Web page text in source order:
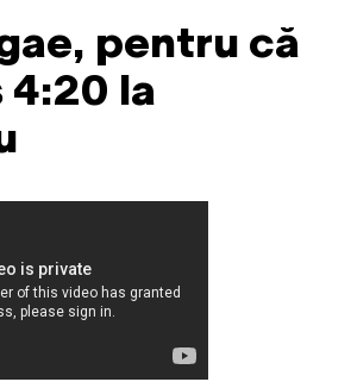
pentru că
4:20 la